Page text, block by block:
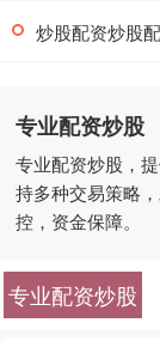
炒股配资炒股配资 北京
专业配资炒股
专业配资炒股，
持多种交易策略
控，资金保障。
专业配资炒股